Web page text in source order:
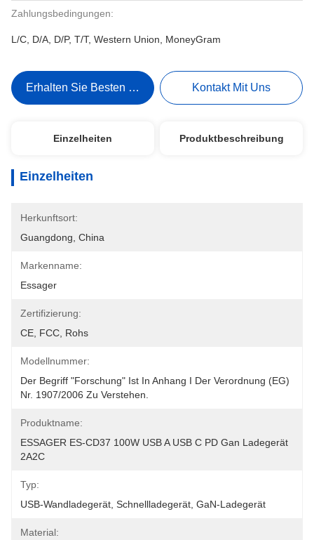
Zahlungsbedingungen:
L/C, D/A, D/P, T/T, Western Union, MoneyGram
Erhalten Sie Besten Preis Kontakt Mit Uns
Einzelheiten Produktbeschreibung
Einzelheiten
Herkunftsort:
Guangdong, China
Markenname:
Essager
Zertifizierung:
CE, FCC, Rohs
Modellnummer:
Der Begriff "Forschung" Ist In Anhang I Der Verordnung (EG)
Nr. 1907/2006 Zu Verstehen.
Produktname:
ESSAGER ES-CD37 100W USB A USB C PD Gan Ladegerät
2A2C
Typ:
USB-Wandladegerät, Schnellladegerät, GaN-Ladegerät
Material: